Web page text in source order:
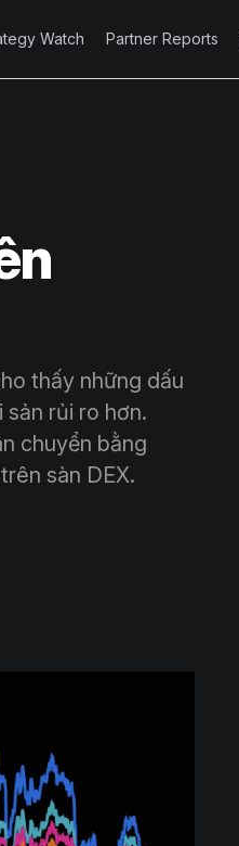
Watch Partner Reports
thấy những dấu
rủi ro hơn.
chuyển bằng
sàn DEX.